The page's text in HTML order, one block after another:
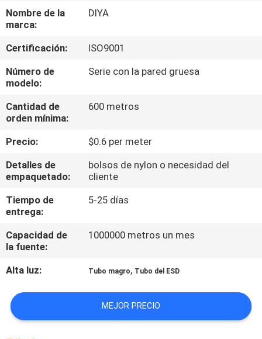
VIAJE
DE
LA
FÁBRICA
CONTROL
CALIDAD
ÉNTRENOS
EN
CONTACTO
CON
CASOS
Nombre de la
marca:
DIYA
Certificación:
ISO9001
Número de
modelo:
Serie con la pared gruesa
Cantidad de
orden mínima:
600 metros
Precio:
$0.6 per meter
Detalles de
empaquetado:
bolsos de nylon o necesidad del
cliente
Tiempo de
entrega:
5-25 días
Capacidad de
la fuente:
1000000 metros un mes
Alta luz: Tubo magro, Tubo del ESD
MEJOR PRECIO